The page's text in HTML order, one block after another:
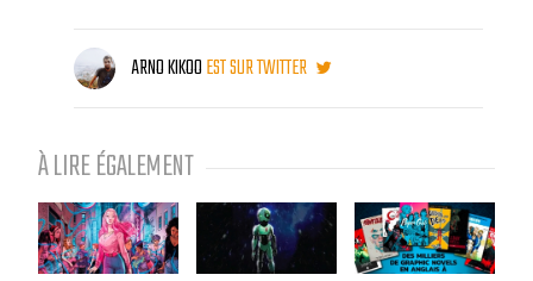
ARNO KIKOOEST SUR TWITTER
À LIRE ÉGALEMENT